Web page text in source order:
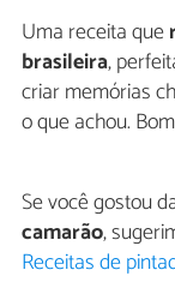
Uma receita que
brasileira,
criar memórias
o que achou.
Se você gostou
camarão,
Receitas de